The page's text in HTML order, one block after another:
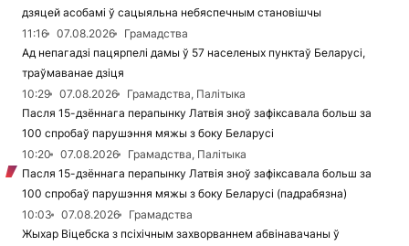
дзяцей асобамі ў сацыяльна небяспечным становішчы
11:16
07.08.2026
Грамадства
Ад непагадзі пацярпелі дамы ў 57 населеных пунктаў Беларусі,
траўмаванае дзіця
10:29
07.08.2026
Грамадства, Палітыка
Пасля 15-дзённага перапынку Латвія зноў зафіксавала больш за
100 спробаў парушэння мяжы з боку Беларусі
10:20
07.08.2026
Грамадства, Палітыка
Пасля 15-дзённага перапынку Латвія зноў зафіксавала больш за
100 спробаў парушэння мяжы з боку Беларусі (падрабязна)
10:03
07.08.2026
Грамадства
Жыхар Віцебска з псіхічным захворваннем абвінавачаны ў